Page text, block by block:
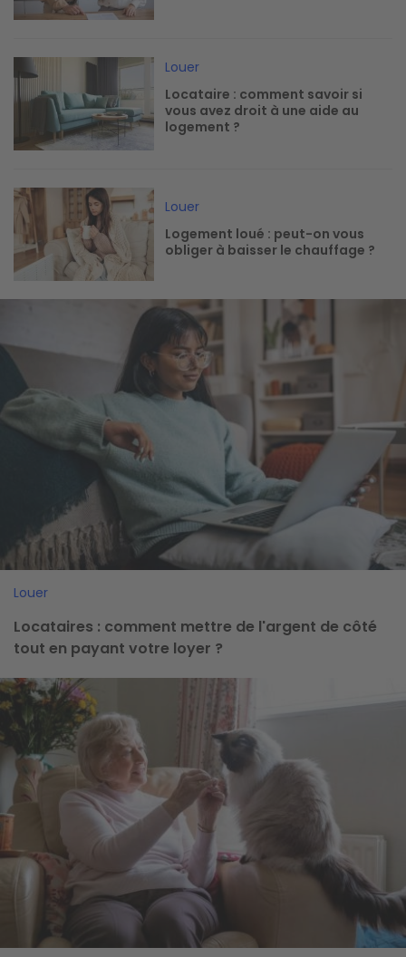
Louer
Locataire : comment savoir si
vous avez droit à une aide au
logement ?
Image
Louer
Logement loué : peut-on vous
obliger à baisser le chauffage ?
Louer
Locataires : comment mettre de l'argent de côté
tout en payant votre loyer ?
Image